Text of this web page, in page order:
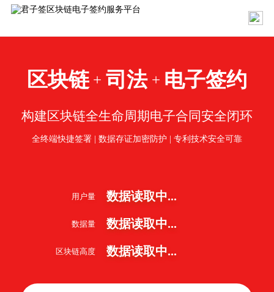
区块链 + 司法 + 电子签约
构建区块链全生命周期电子合同安全闭环
全终端快捷签署 | 数据存证加密防护 | 专利技术安全可靠
用户量 数据读取中...
数据量 数据读取中...
区块链高度 数据读取中...